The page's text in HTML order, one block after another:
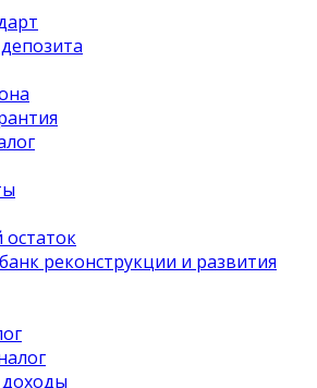
реконструкции и развития